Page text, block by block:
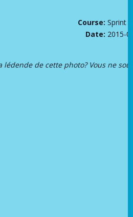
Course: Sprint -
Date: 2015-
lédende de cette photo? Vous ne